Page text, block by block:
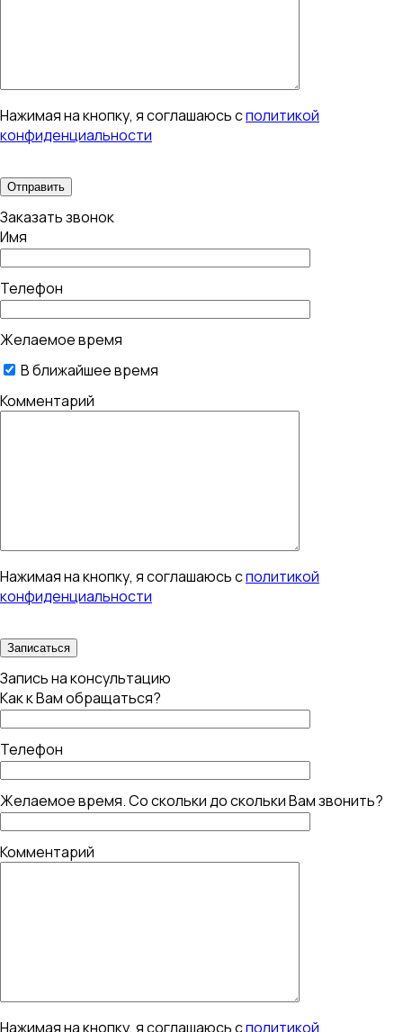
Нажимая на кнопку, я соглашаюсь сполитикой
конфиденциальности
Заказать звонок
Имя
Телефон
Желаемое время
В ближайшее время
Комментарий
Нажимая на кнопку, я соглашаюсь сполитикой
конфиденциальности
Запись на консультацию
Как к Вам обращаться?
Телефон
Желаемое время. Со скольки до скольки Вам звонить?
Комментарий
Нажимая на кнопку, я соглашаюсь сполитикой